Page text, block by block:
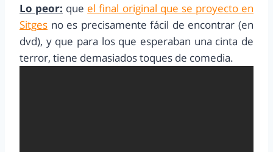
Lo peor: que el final original que se proyecto en
Sitges no es precisamente fácil de encontrar (en
dvd), y que para los que esperaban una cinta de
terror, tiene demasiados toques de comedia.